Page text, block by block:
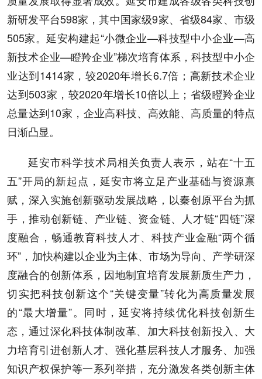
新研发平台598家，其中国家级9家、省级84家、市级
505家。延安构建起“小微企业—科技型中小企业—高
新技术企业—瞪羚企业”梯次培育体系，科技型中小企
业达到1414家，较2020年增长6.7倍；高新技术企业
达到503家，较2020年增长10倍以上；省级瞪羚企业
总量达到10家，企业高科技、高效能、高质量的特点
日渐凸显。
延安市科学技术局相关负责人表示，站在“十五
五”开局的新起点，延安市将立足产业基础与资源禀
赋，深入实施创新驱动发展战略，以秦创原平台为抓
手，推动创新链、产业链、资金链、人才链“四链”深
度融合，畅通教育科技人才、科技产业金融“两个循
环”，加快构建以企业为主体、市场为导向、产学研深
度融合的创新体系，因地制宜培育发展新质生产力，
切实把科技创新这个“关键变量”转化为高质量发展
的“最大增量”。同时，延安将持续优化科技创新生
态，通过深化科技体制改革、加大科技创新投入、大
力培育引进创新人才、强化基层科技人才服务、加强
知识产权保护等一系列举措，充分激发各类创新主体